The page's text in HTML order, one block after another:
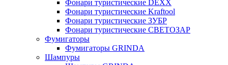
Фонари туристические DEXX
Фонари туристические Kraftool
Фонари туристические ЗУБР
Фонари туристические СВЕТОЗАР
Фумигаторы
Фумигаторы GRINDA
Шампуры